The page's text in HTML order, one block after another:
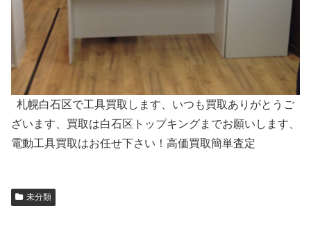
札幌白石区で工具買取します、いつも買取ありがとうご
ざいます、買取は白石区トップキングまでお願いします、
電動工具買取はお任せ下さい！高価買取簡単査定
未分類